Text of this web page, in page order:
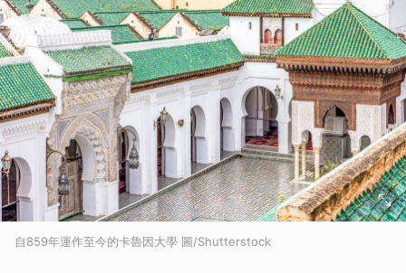
自859年運作至今的卡魯因大學 圖/Shutterstock